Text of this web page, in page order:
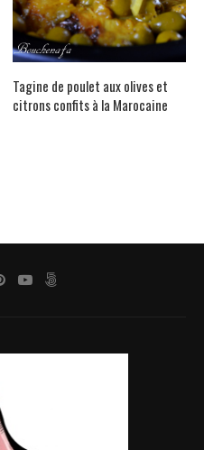
Tagine de poulet aux olives et
citrons confits à la Marocaine